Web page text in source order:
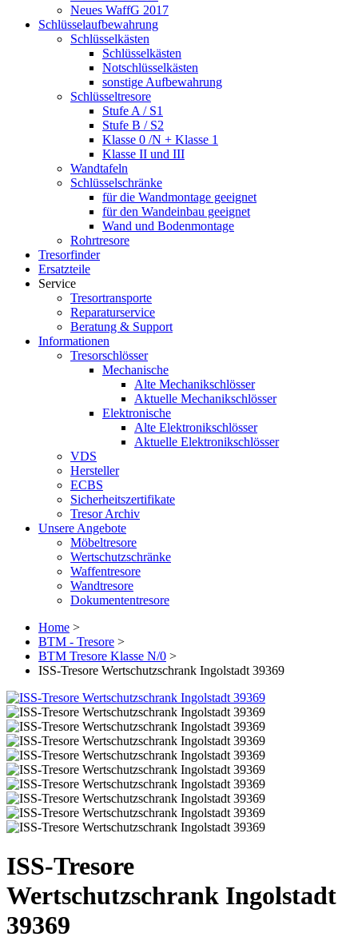
Neues WaffG 2017
Schlüsselaufbewahrung
Schlüsselkästen
Schlüsselkästen
Notschlüsselkästen
sonstige Aufbewahrung
Schlüsseltresore
Stufe A / S1
Stufe B / S2
Klasse 0 /N + Klasse 1
Klasse II und III
Wandtafeln
Schlüsselschränke
für die Wandmontage geeignet
für den Wandeinbau geeignet
Wand und Bodenmontage
Rohrtresore
Tresorfinder
Ersatzteile
Service
Tresortransporte
Reparaturservice
Beratung & Support
Informationen
Tresorschlösser
Mechanische
Alte Mechanikschlösser
Aktuelle Mechanikschlösser
Elektronische
Alte Elektronikschlösser
Aktuelle Elektronikschlösser
VDS
Hersteller
ECBS
Sicherheitszertifikate
Tresor Archiv
Unsere Angebote
Möbeltresore
Wertschutzschränke
Waffentresore
Wandtresore
Dokumententresore
Home >
BTM - Tresore >
BTM Tresore Klasse N/0 >
ISS-Tresore Wertschutzschrank Ingolstadt 39369
ISS-Tresore
Wertschutzschrank Ingolstadt
39369